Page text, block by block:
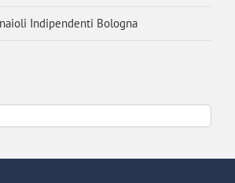
Indipendenti Bologna